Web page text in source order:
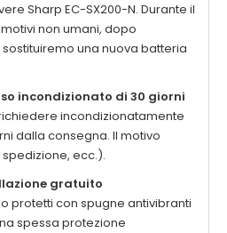
Sharp EC-SX200-N. Durante il
non umani, dopo
una nuova batteria
incondizionato di 30 giorni
incondizionatamente
dalla consegna. Il motivo
ecc.).
gratuito
protetti con spugne antivibranti
spessa protezione